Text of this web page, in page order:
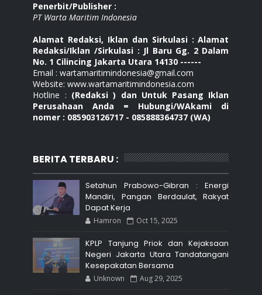
Penerbit/Publisher :
PT Warta Maritim Indonesia
Alamat Redaksi, Iklan dan Sirkulasi : Alamat
Redaksi/Iklan /Sirkulasi : Jl Baru Gg. 2 Dalam
No. 1 Cilincing Jakarta Utara 14130 ------
Email : wartamaritimindonesia@gmail.com
Website: www.wartamaritimindonesia.com
Hotline : (Redaksi ) dan Untuk Pasang Iklan
Perusahaan Anda = Hubungi/WAkami di
nomer : 085903126717 - 085888364737 (WA)
BERITA TERBARU :
Setahun Prabowo-Gibran : Energi
Mandiri, Pangan Berdaulat, Rakyat
Dapat Kerja
Hamron Oct 15, 2025
KPLP Tanjung Priok dan Kejaksaan
Negeri Jakarta Utara Tandatangani
Kesepakatan Bersama
Unknown Aug 29, 2025